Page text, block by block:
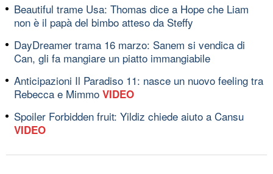
Beautiful trame Usa: Thomas dice a Hope che Liam
non è il papà del bimbo atteso da Steffy
DayDreamer trama 16 marzo: Sanem si vendica di
Can, gli fa mangiare un piatto immangiabile
Anticipazioni Il Paradiso 11: nasce un nuovo feeling tra
Rebecca e Mimmo VIDEO
Spoiler Forbidden fruit: Yildiz chiede aiuto a Cansu
VIDEO